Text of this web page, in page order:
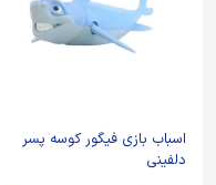
اسباب بازی فیگور کوسه پسر
دلفینی